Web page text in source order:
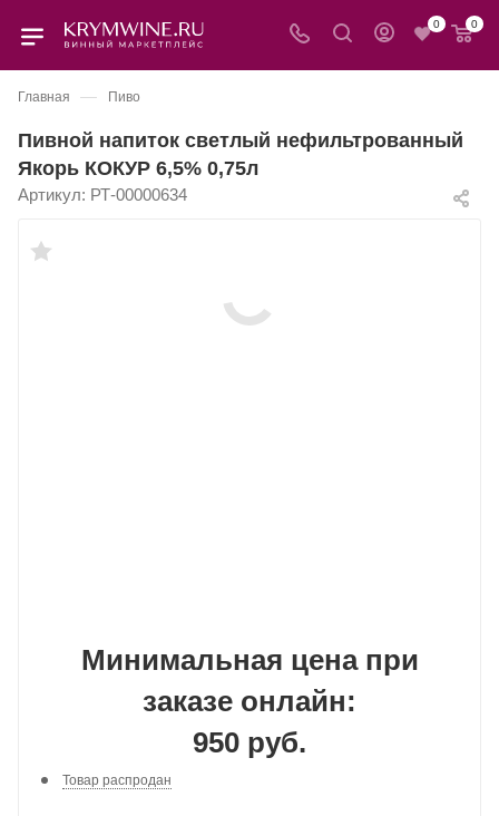
0 0
Главная — Пиво
Пивной напиток светлый нефильтрованный
Якорь КОКУР 6,5% 0,75л
Артикул: РТ-00000634
Минимальная цена при
заказе онлайн:
950 руб.
Товар распродан